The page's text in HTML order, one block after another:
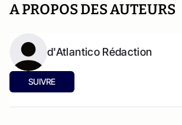
A PROPOS DES AUTEURS
d'Atlantico Rédaction
SUIVRE